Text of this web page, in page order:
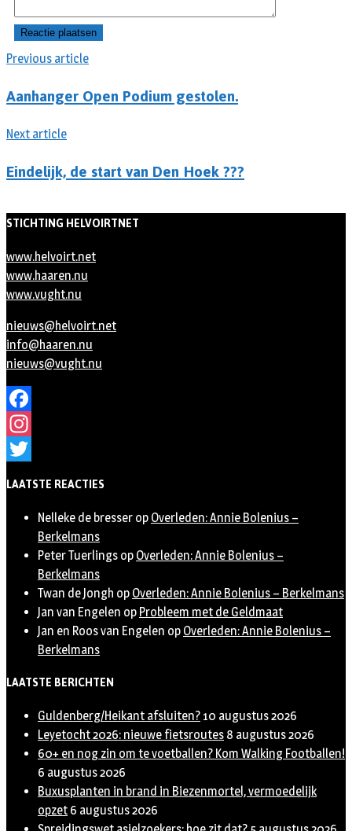
Previous article
Aanhanger Open Podium gestolen.
Next article
Eindelijk, de start van Den Hoek ???
STICHTING HELVOIRTNET
www.helvoirt.net
www.haaren.nu
www.vught.nu
nieuws@helvoirt.net
info@haaren.nu
nieuws@vught.nu
Facebook
Instagram
LAATSTE REACTIES
Nelleke de bresser op Overleden: Annie Bolenius –
Berkelmans
Peter Tuerlings op Overleden: Annie Bolenius –
Berkelmans
Twan de Jongh op Overleden: Annie Bolenius – Berkelmans
Jan van Engelen op Probleem met de Geldmaat
Jan en Roos van Engelen op Overleden: Annie Bolenius –
Berkelmans
LAATSTE BERICHTEN
Guldenberg/Heikant afsluiten?10 augustus 2026
Leyetocht 2026: nieuwe fietsroutes 8 augustus 2026
60+ en nog zin om te voetballen? Kom Walking Footballen!
6 augustus 2026
Buxusplanten in brand in Biezenmortel, vermoedelijk
opzet 6 augustus 2026